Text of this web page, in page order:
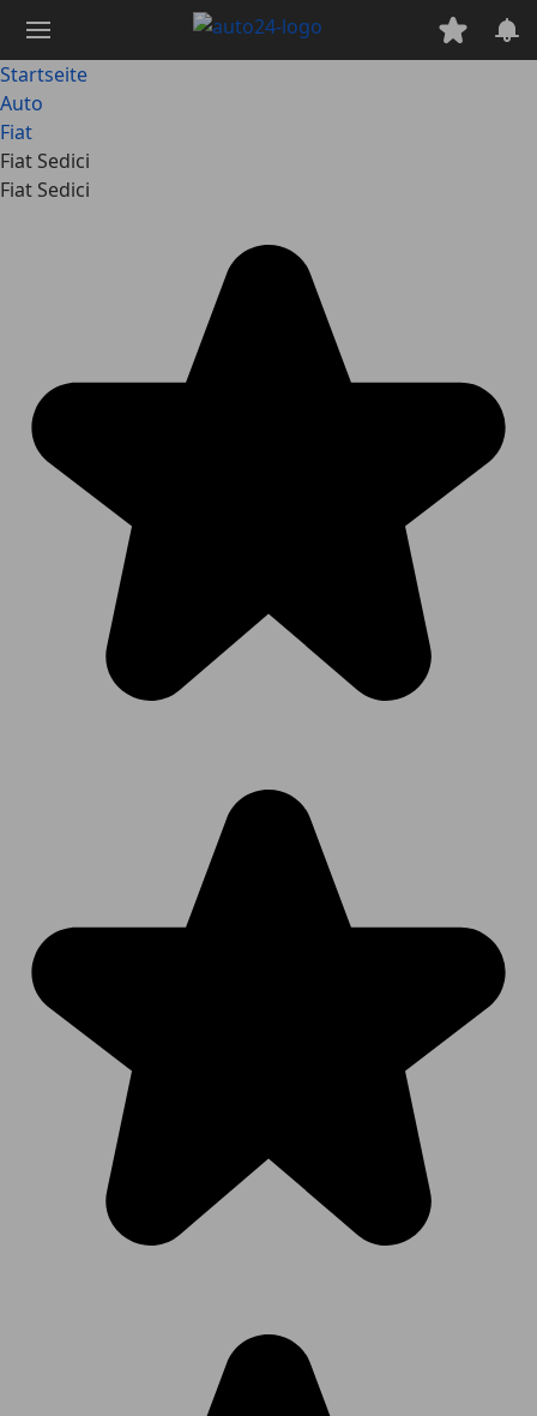
Hauptinhalt
springen
Startseite
Auto
Fiat
Fiat Sedici
Fiat Sedici